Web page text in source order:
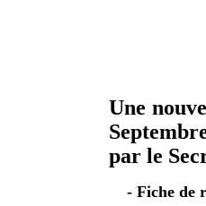
Une
par le
- Fiche de